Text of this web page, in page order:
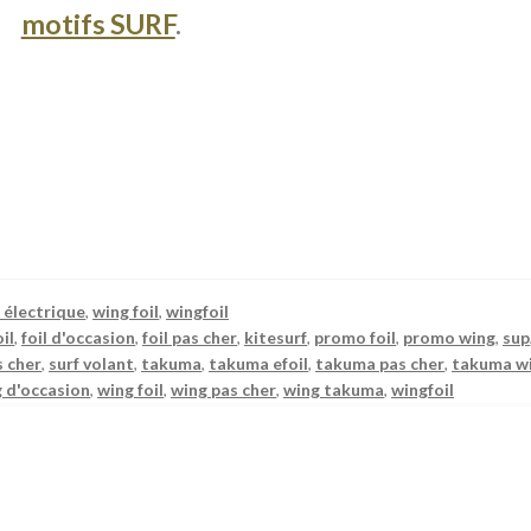
motifs SURF.
électrique,wing foil,wingfoil
,foil d'occasion,foil pas cher, kitesurf, promo foil, promo wing, sup
cher, surf volant, takuma, takuma efoil, takuma pas cher, takuma
d'occasion,wing foil,wing pas cher,wing takuma,wingfoil